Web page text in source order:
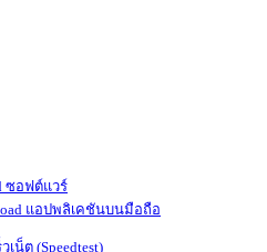
ซอฟต์แวร์
แอปพลิเคชันบนมือถือ
เน็ต (Speedtest)